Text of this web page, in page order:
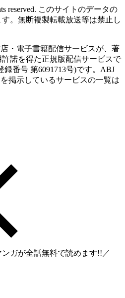
reserved. このサイトのデータの
。無断複製転載放送等は禁止し
・電子書籍配信サービスが、著
諾を得た正規版配信サービスで
番号 第6091713号)です。ABJ
掲示しているサービスの一覧は
ンガが全話無料で読めます!!／